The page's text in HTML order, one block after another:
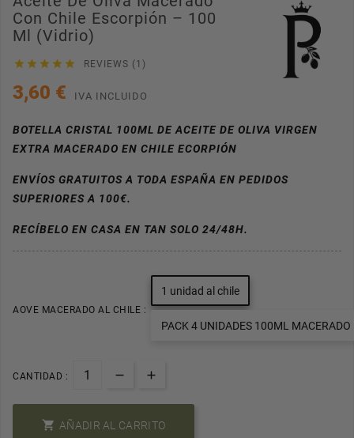
Con Chile Escorpión – 100
Ml (Vidrio)
     REVIEWS (1)
3,60 € IVA INCLUIDO
BOTELLA CRISTAL 100ML DE ACEITE DE OLIVA VIRGEN
EXTRA MACERADO EN CHILE ECORPIÓN
ENVÍOS GRATUITOS A TODA ESPAÑA EN PEDIDOS
SUPERIORES A 100€.
RECÍBELO EN CASA EN TAN SOLO 24/48H.
AOVE MACERADO AL CHILE :
1 unidad al chile
PACK 4 UNIDADES 100ML MACERADO
CANTIDAD :
 AÑADIR AL CARRITO